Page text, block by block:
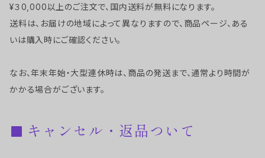
¥３0,000以上のご注文で、国内送料が無料になります。
送料は、お届けの地域によって異なりますので、商品ページ、ある
いは購入時にご確認ください。
なお、年末年始・大型連休時は、商品の発送まで、通常より時間が
かかる場合がございます。
キャンセル・返品ついて